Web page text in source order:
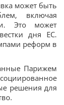
может быть
включая
Это может
дня ЕС.
реформ в
Парижем
решения для